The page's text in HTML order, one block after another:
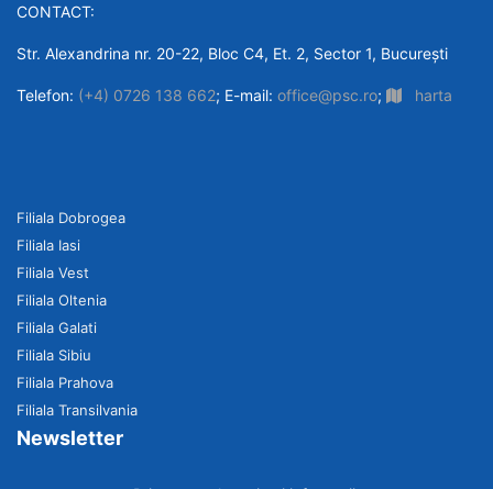
CONTACT:
Str. Alexandrina nr. 20-22, Bloc C4, Et. 2, Sector 1, București
Telefon: (+4) 0726 138 662; E-mail: office@psc.ro; harta
Filiala Dobrogea
Filiala Iasi
Filiala Vest
Filiala Oltenia
Filiala Galati
Filiala Sibiu
Filiala Prahova
Filiala Transilvania
Newsletter